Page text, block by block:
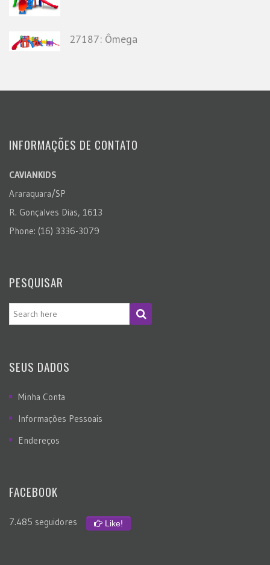
27187: Ômega
INFORMAÇÕES DE CONTATO
CAVIANKIDS
Araraquara/SP
R. Gonçalves Dias, 1613
Phone: (16) 3336-3079
PESQUISAR
SEUS DADOS
Minha Conta
Informações Pessoais
Endereços
FACEBOOK
7.485 seguidores Like!